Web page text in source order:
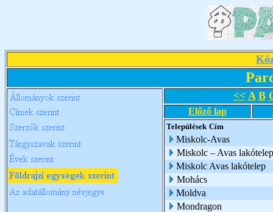
<< A B
Előző lap
Települések Cím
Miskolc-Avas
Miskolc – Avas lakótelep
Miskolc Avas lakótelep
Mohács
Moldva
Mondragon